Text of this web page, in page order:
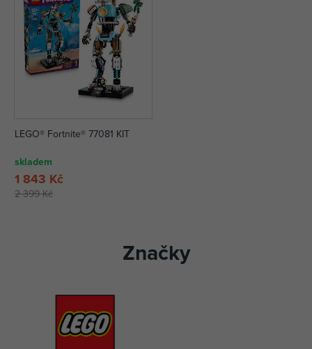
LEGO® Fortnite® 77081 KIT
skladem
2 399 Kč
1 843 Kč
Značky